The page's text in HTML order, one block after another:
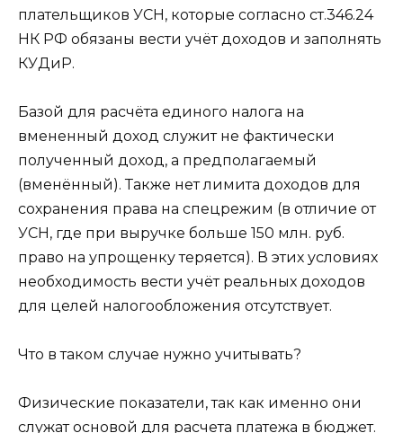
плательщиков УСН, которые согласно ст.346.24
НК РФ обязаны вести учёт доходов и заполнять
КУДиР.
Базой для расчёта единого налога на
вмененный доход служит не фактически
полученный доход, а предполагаемый
(вменённый). Также нет лимита доходов для
сохранения права на спецрежим (в отличие от
УСН, где при выручке больше 150 млн. руб.
право на упрощенку теряется). В этих условиях
необходимость вести учёт реальных доходов
для целей налогообложения отсутствует.
Что в таком случае нужно учитывать?
Физические показатели, так как именно они
служат основой для расчета платежа в бюджет.